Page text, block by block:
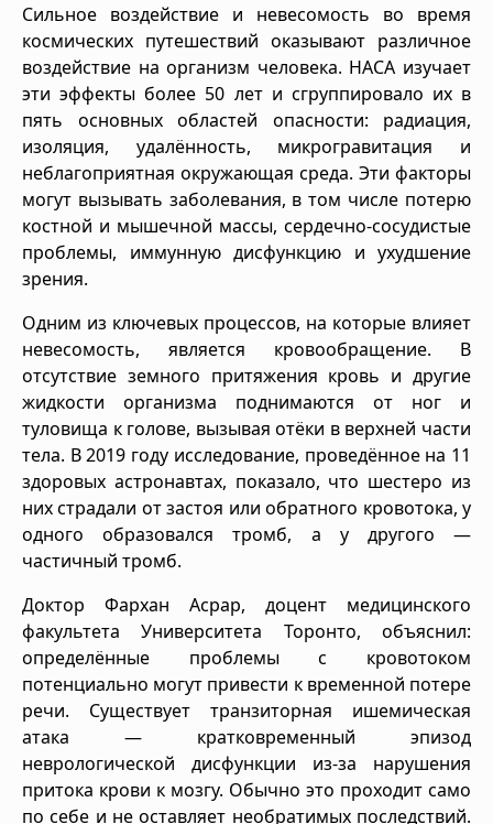
Сильное воздействие и невесомость во время
космических путешествий оказывают различное
воздействие на организм человека. НАСА изучает
эти эффекты более 50 лет и сгруппировало их в
пять основных областей опасности: радиация,
изоляция, удалённость, микрогравитация и
неблагоприятная окружающая среда. Эти факторы
могут вызывать заболевания, в том числе потерю
костной и мышечной массы, сердечно-сосудистые
проблемы, иммунную дисфункцию и ухудшение
зрения.
Одним из ключевых процессов, на которые влияет
невесомость, является кровообращение. В
отсутствие земного притяжения кровь и другие
жидкости организма поднимаются от ног и
туловища к голове, вызывая отёки в верхней части
тела. В 2019 году исследование, проведённое на 11
здоровых астронавтах, показало, что шестеро из
них страдали от застоя или обратного кровотока, у
одного образовался тромб, а у другого —
частичный тромб.
Доктор Фархан Асрар, доцент медицинского
факультета Университета Торонто, объяснил:
определённые проблемы с кровотоком
потенциально могут привести к временной потере
речи. Существует транзиторная ишемическая
атака — кратковременный эпизод
неврологической дисфункции из-за нарушения
притока крови к мозгу. Обычно это проходит само
по себе и не оставляет необратимых последствий.